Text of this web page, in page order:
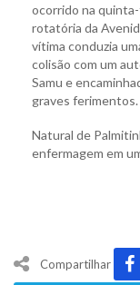
ocorrido na
rotatória da
vítima conduzia
colisão com um
Samu e
graves ferimentos.
Natural de
enfermagem em
Compartilhar